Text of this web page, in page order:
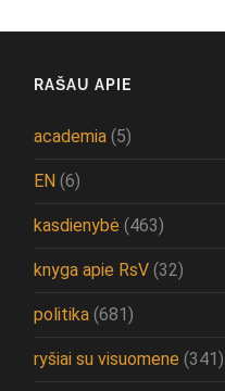
RAŠAU APIE
academia (5)
EN (6)
kasdienybė (463)
knyga apie RsV (32)
politika (681)
ryšiai su visuomene (341)